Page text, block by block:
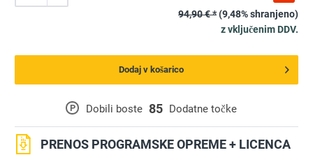
P Dobili boste 85 Dodatne točke
PRENOS PROGRAMSKE OPREME + LICENCA
94,90 € *(9,48% shranjeno)
z vključenim DDV.
Dodaj v košarico